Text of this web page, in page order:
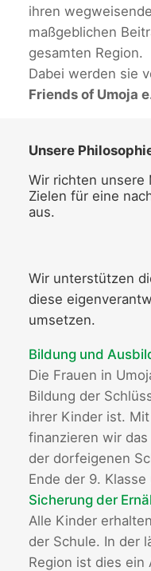
ihren
maßgeblichen
gesamten Region.
Dabei werden sie
Friends of Umoja
Unsere
Wir richten unsere
Zielen für eine
aus.
Wir unterstützen
diese
umsetzen.
Bildung und
Die Frauen in
Bildung der
ihrer Kinder ist.
finanzieren wir
der dorfeigenen
Ende der 9.
Sicherung der
Alle Kinder
der Schule. In der
Region ist dies ein